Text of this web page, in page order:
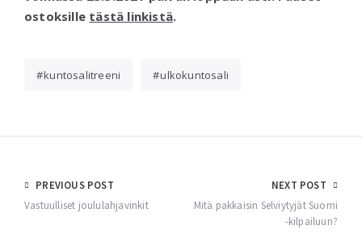
ostoksille tästä linkistä.
kuntosalitreeni ulkokuntosali
Post
navigation
PREVIOUS POST
Vastuulliset joululahjavinkit
NEXT POST
Mitä pakkaisin Selviytyjät Suomi
-kilpailuun?